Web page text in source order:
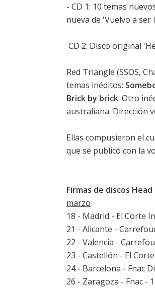
- CD 1: 10 temas
nueva de 'Vuelvo a
 CD 2: Disco original
Red Triangle (5SOS,
temas inéditos:
Brick by brick. Otro
australiana. Dirección
Ellas compusieron el
que se publicó con la
Firmas de discos
marzo
18 - Madrid - El Corte
21 - Alicante -
22 - Valencia -
23 - Castellón - El
24 - Barcelona - Fnac
26 - Zaragoza - Fnac -